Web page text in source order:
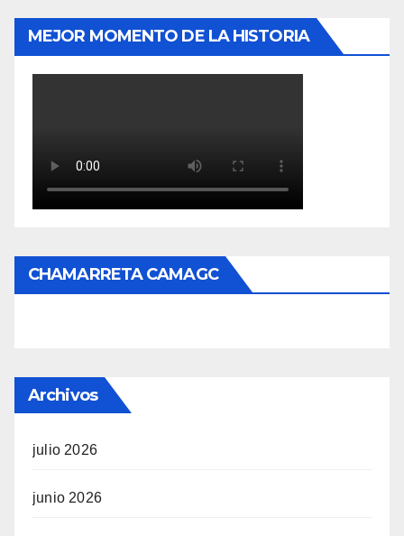
MEJOR MOMENTO DE LA HISTORIA
CHAMARRETA CAMAGC
Archivos
julio 2026
junio 2026